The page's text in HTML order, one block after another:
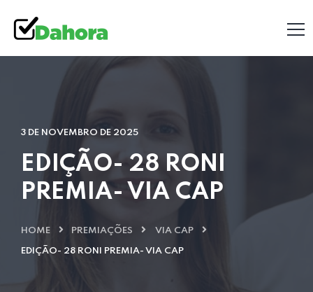
3 DE NOVEMBRO DE 2025
EDIÇÃO- 28 RONI
PREMIA- VIA CAP
HOME PREMIAÇÕES VIA CAP
EDIÇÃO- 28 RONI PREMIA- VIA CAP